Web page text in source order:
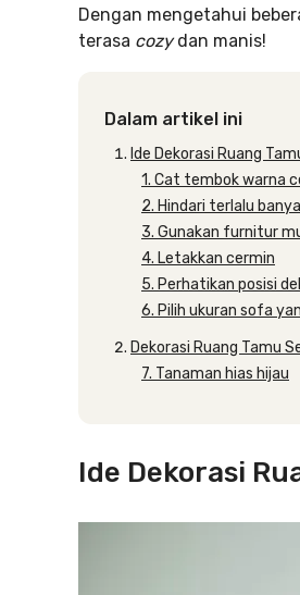
Dengan mengetahui
terasa cozydan manis!
Dalam artikel ini
Ide Dekorasi Ruang
1. Cat tembok warna
2. Hindari terlalu
3. Gunakan furnitur
4. Letakkan cermin
5. Perhatikan posisi
6. Pilih ukuran sofa
Dekorasi Ruang Tamu
7. Tanaman hias hijau
Ide Dekorasi